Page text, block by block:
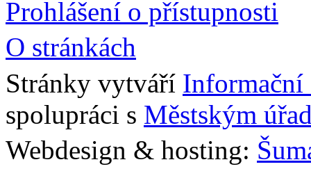
Prohlášení o přístupnosti
O stránkách
Stránky vytváří Informační
spolupráci s Městským
Webdesign & hosting: